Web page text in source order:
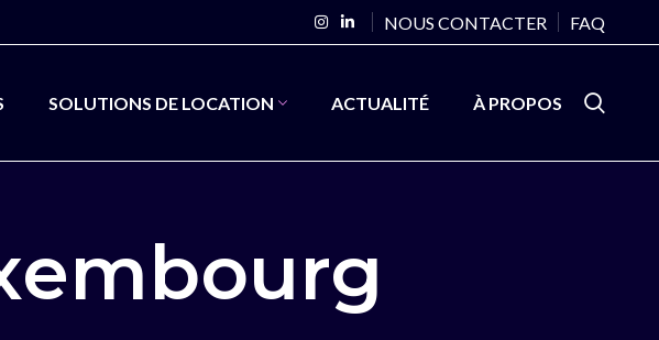
NOUS CONTACTER FAQ
SOLUTIONS DE LOCATION ACTUALITÉ À PROPOS